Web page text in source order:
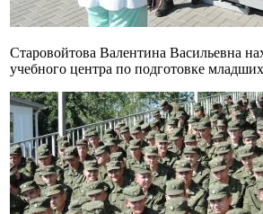
Старовойтова Валентина Васильевна
учебного центра по подготовке